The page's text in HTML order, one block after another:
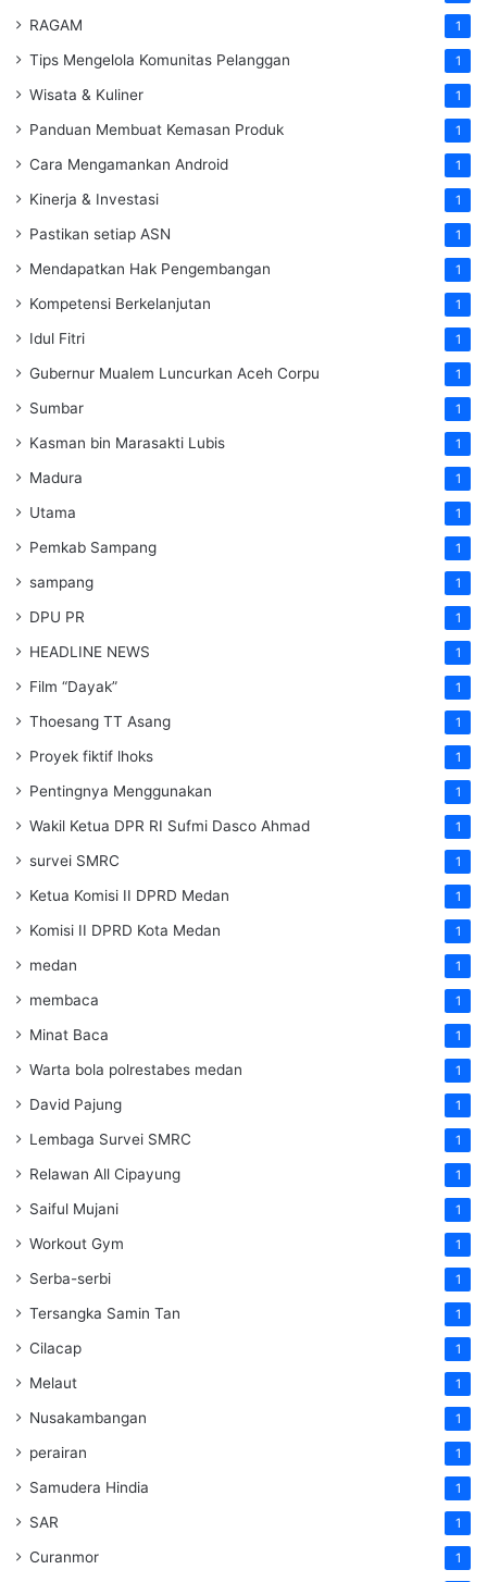
RAGAM 1
Tips Mengelola Komunitas Pelanggan 1
Wisata & Kuliner 1
Panduan Membuat Kemasan Produk 1
Cara Mengamankan Android 1
Kinerja & Investasi 1
Pastikan setiap ASN 1
Mendapatkan Hak Pengembangan 1
Kompetensi Berkelanjutan 1
Idul Fitri 1
Gubernur Mualem Luncurkan Aceh Corpu 1
Sumbar 1
Kasman bin Marasakti Lubis 1
Madura 1
Utama 1
Pemkab Sampang 1
sampang 1
DPU PR 1
HEADLINE NEWS 1
Film “Dayak” 1
Thoesang TT Asang 1
Proyek fiktif lhoks 1
Pentingnya Menggunakan 1
Wakil Ketua DPR RI Sufmi Dasco Ahmad 1
survei SMRC 1
Ketua Komisi II DPRD Medan 1
Komisi II DPRD Kota Medan 1
medan 1
membaca 1
Minat Baca 1
Warta bola polrestabes medan 1
David Pajung 1
Lembaga Survei SMRC 1
Relawan All Cipayung 1
Saiful Mujani 1
Workout Gym 1
Serba-serbi 1
Tersangka Samin Tan 1
Cilacap 1
Melaut 1
Nusakambangan 1
perairan 1
Samudera Hindia 1
SAR 1
Curanmor 1